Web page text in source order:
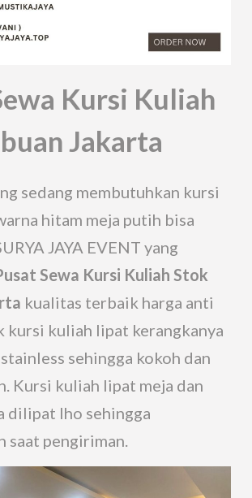
Kursi Kuliah
Jakarta
sedang membutuhkan kursi
hitam meja putih bisa
JAYA EVENT yang
Sewa Kursi Kuliah Stok
kualitas terbaik harga anti
kursi kuliah lipat kerangkanya
sehingga kokoh dan
Kursi kuliah lipat meja dan
dilipat lho sehingga
saat pengiriman.